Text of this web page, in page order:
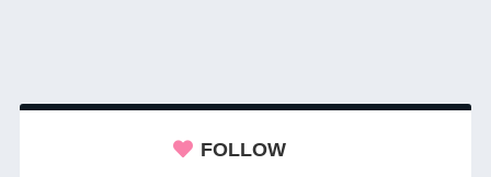
FOLLOW